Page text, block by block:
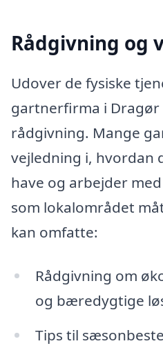
Rådgivning og
Udover de fysiske
gartnerfirma i
rådgivning. Mange
vejledning i, hvordan
have og arbejder
som lokalområdet
kan omfatte:
Rådgivning om
og bæredygtige
Tips til